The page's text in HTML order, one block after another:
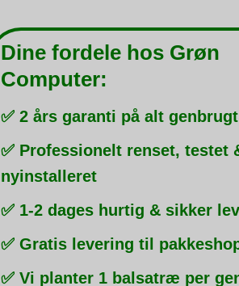
Dine fordele hos Grøn
Computer:
✅ 2 års garanti på alt
✅ Professionelt renset, testet
nyinstalleret
✅ 1-2 dages hurtig & sikker
✅ Gratis levering til
✅ Vi planter 1 balsatræ per